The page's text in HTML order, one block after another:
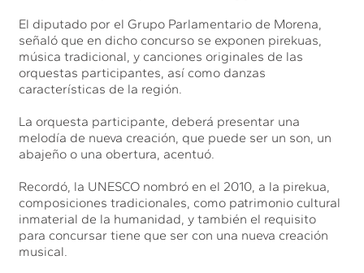
El diputado por el Grupo Parlamentario de Morena,
señaló que en dicho concurso se exponen pirekuas,
música tradicional, y canciones originales de las
orquestas participantes, así como danzas
características de la región.
La orquesta participante, deberá presentar una
melodía de nueva creación, que puede ser un son, un
abajeño o una obertura, acentuó.
Recordó, la UNESCO nombró en el 2010, a la pirekua,
composiciones tradicionales, como patrimonio cultural
inmaterial de la humanidad, y también el requisito
para concursar tiene que ser con una nueva creación
musical.